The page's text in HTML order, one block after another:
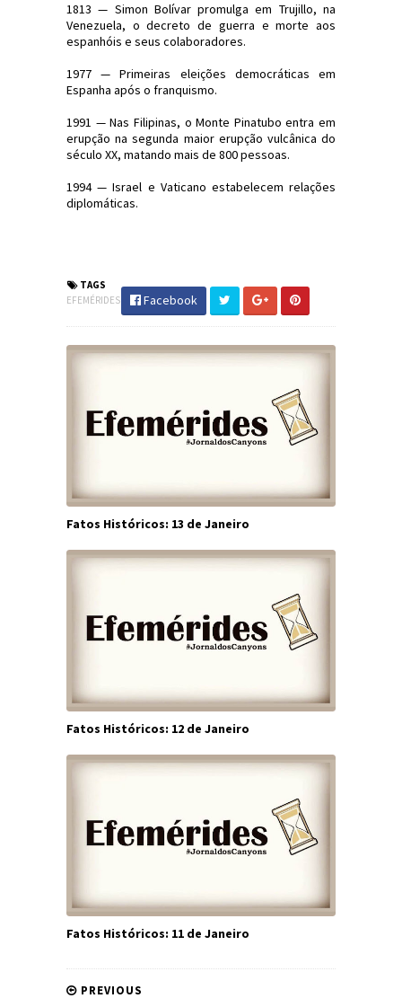
1813 — Simon Bolívar promulga em Trujillo, na
Venezuela, o decreto de guerra e morte aos
espanhóis e seus colaboradores.
1977 — Primeiras eleições democráticas em
Espanha após o franquismo.
1991 — Nas Filipinas, o Monte Pinatubo entra em
erupção na segunda maior erupção vulcânica do
século XX, matando mais de 800 pessoas.
1994 — Israel e Vaticano estabelecem relações
diplomáticas.
TAGS
EFEMÉRIDES
Facebook
Fatos Históricos: 13 de Janeiro
Fatos Históricos: 12 de Janeiro
Fatos Históricos: 11 de Janeiro
PREVIOUS